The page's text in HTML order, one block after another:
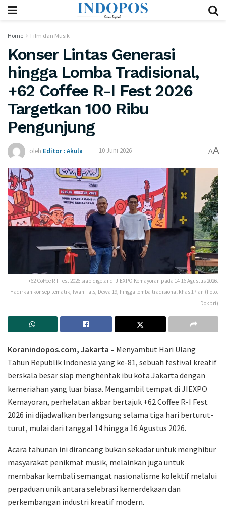
Home Film dan Musik
​Konser Lintas Generasi
hingga Lomba Tradisional,
+62 Coffee R-I Fest 2026
Targetkan 100 Ribu
Pengunjung
oleh Editor : Akula 10 Juni 2026 AA
+62 Coffee R-I Fest 2026 siap digelar di JIEXPO Kemayoran pada 14-16 Agustus 2026.
Hadirkan konsep tematik, Iwan Fals, Dewa 19, hingga lomba tradisional khas 17-an (Foto.
Dokpri)
Koranindopos.com, Jakarta – ​​Menyambut Hari Ulang
Tahun Republik Indonesia yang ke-81, sebuah festival kreatif
berskala besar siap menghentak ibu kota Jakarta dengan
kemeriahan yang luar biasa. Mengambil tempat di JIEXPO
Kemayoran, perhelatan akbar bertajuk +62 Coffee R-I Fest
2026 ini dijadwalkan berlangsung selama tiga hari berturut-
turut, mulai dari tanggal 14 hingga 16 Agustus 2026.
Acara tahunan ini dirancang bukan sekadar untuk menghibur
masyarakat penikmat musik, melainkan juga untuk
membakar kembali semangat nasionalisme kolektif melalui
perpaduan unik antara selebrasi kemerdekaan dan
perkembangan industri kreatif modern.